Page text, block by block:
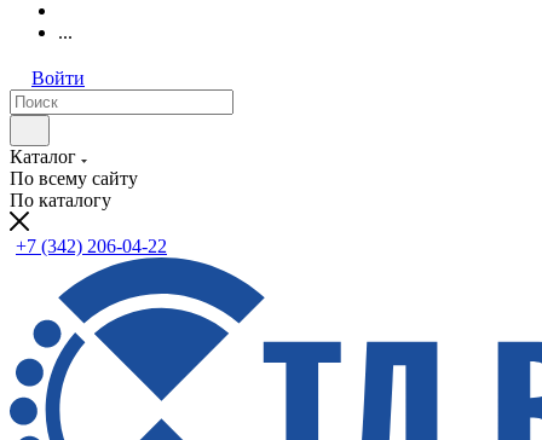
...
Войти
Каталог
По всему сайту
По каталогу
+7 (342) 206-04-22